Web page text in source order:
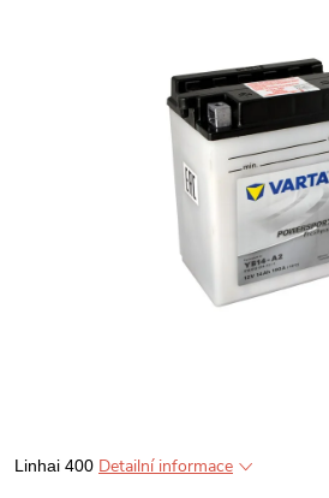
Linhai 400 Detailní informace